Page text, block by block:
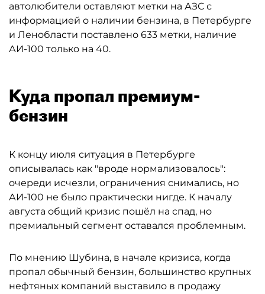
автолюбители оставляют метки на АЗС с
информацией о наличии бензина, в Петербурге
и Ленобласти поставлено 633 метки, наличие
АИ-100 только на 40.
Куда пропал премиум-
бензин
К концу июля ситуация в Петербурге
описывалась как "вроде нормализовалось":
очереди исчезли, ограничения снимались, но
АИ-100 не было практически нигде. К началу
августа общий кризис пошёл на спад, но
премиальный сегмент оставался проблемным.
По мнению Шубина, в начале кризиса, когда
пропал обычный бензин, большинство крупных
нефтяных компаний выставило в продажу